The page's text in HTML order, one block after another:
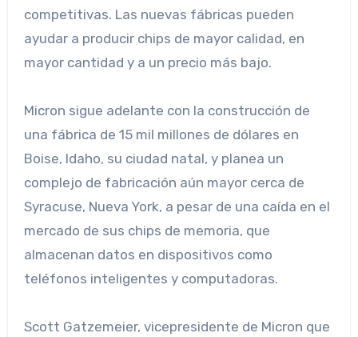
competitivas. Las nuevas fábricas pueden
ayudar a producir chips de mayor calidad, en
mayor cantidad y a un precio más bajo.
Micron sigue adelante con la construcción de
una fábrica de 15 mil millones de dólares en
Boise, Idaho, su ciudad natal, y planea un
complejo de fabricación aún mayor cerca de
Syracuse, Nueva York, a pesar de una caída en el
mercado de sus chips de memoria, que
almacenan datos en dispositivos como
teléfonos inteligentes y computadoras.
Scott Gatzemeier, vicepresidente de Micron que